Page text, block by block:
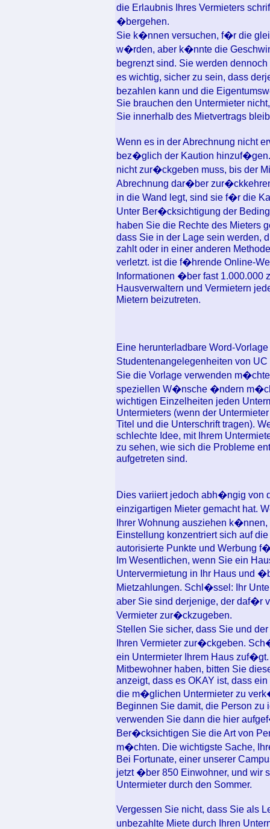
die Erlaubnis Ihres Vermieters
�bergehen.
Sie k�nnen versuchen, f�r die
w�rden, aber k�nnte die
begrenzt sind. Sie werden
es wichtig, sicher zu sein, dass
bezahlen kann und die
Sie brauchen den Untermieter
Sie innerhalb des Mietvertrags
Wenn es in der Abrechnung nicht
bez�glich der Kaution
nicht zur�ckgeben muss, bis der
Abrechnung dar�ber
in die Wand legt, sind sie f�r die
Unter Ber�cksichtigung der
haben Sie die Rechte des Mieters
dass Sie in der Lage sein werden,
zahlt oder in einer anderen
verletzt. ist die f�hrende Online-
Informationen �ber fast 1.000.000
Hausverwaltern und Vermietern
Mietern beizutreten.
Eine herunterladbare Word-
Studentenangelegenheiten von
Sie die Vorlage verwenden
speziellen W�nsche �ndern
wichtigen Einzelheiten jeden
Untermieters (wenn der
Titel und die Unterschrift tragen).
schlechte Idee, mit Ihrem
zu sehen, wie sich die Probleme
aufgetreten sind.
Dies variiert jedoch abh�ngig von
einzigartigen Mieter gemacht hat.
Ihrer Wohnung ausziehen
Einstellung konzentriert sich auf
autorisierte Punkte und Werbung
Im Wesentlichen, wenn Sie ein
Untervermietung in Ihr Haus und
Mietzahlungen. Schl�ssel: Ihr
aber Sie sind derjenige, der daf�r
Vermieter zur�ckzugeben.
Stellen Sie sicher, dass Sie und
Ihren Vermieter zur�ckgeben.
ein Untermieter Ihrem Haus
Mitbewohner haben, bitten Sie
anzeigt, dass es OKAY ist, dass
die m�glichen Untermieter zu
Beginnen Sie damit, die Person zu
verwenden Sie dann die hier
Ber�cksichtigen Sie die Art von
m�chten. Die wichtigste Sache,
Bei Fortunate, einer unserer
jetzt �ber 850 Einwohner, und
Untermieter durch den Sommer.
Vergessen Sie nicht, dass Sie als
unbezahlte Miete durch Ihren